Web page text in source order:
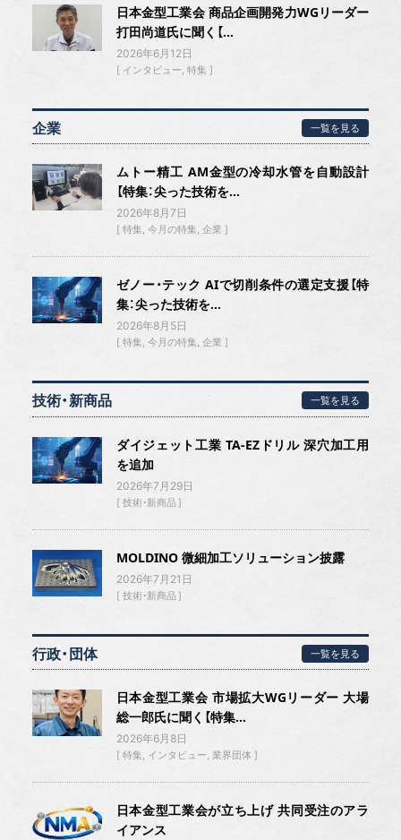
日本金型工業会 商品企画開発力WGリーダー
打田尚道氏に聞く【...
2026年6月12日
インタビュー 特集
企業 一覧を見る
ムトー精工 AM金型の冷却水管を自動設計
【特集：尖った技術を...
2026年8月7日
特集 今月の特集 企業
ゼノー・テック AIで切削条件の選定支援【特
集：尖った技術を...
2026年8月5日
特集 今月の特集 企業
技術・新商品 一覧を見る
ダイジェット工業 TA-EZドリル 深穴加工用
を追加
2026年7月29日
技術・新商品
MOLDINO 微細加工ソリューション披露
2026年7月21日
技術・新商品
行政・団体 一覧を見る
日本金型工業会 市場拡大WGリーダー 大場
総一郎氏に聞く【特集...
2026年6月8日
特集 インタビュー 業界団体
日本金型工業会が立ち上げ 共同受注のアラ
イアンス